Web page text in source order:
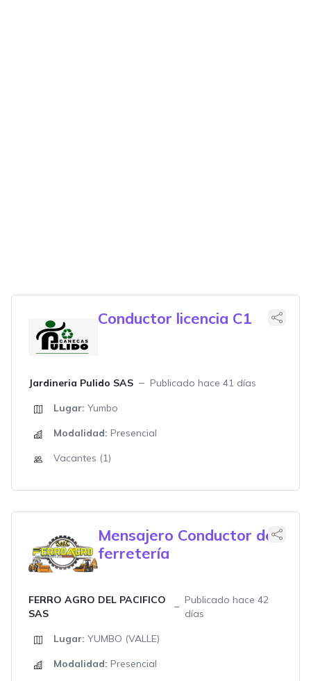
Conductor licencia C1
Jardineria Pulido SAS
Publicado hace 41 días
Lugar: Yumbo
Modalidad: Presencial
Vacantes (1)
Mensajero Conductor de
ferretería
FERRO AGRO DEL PACIFICO
SAS
Publicado hace 42
días
Lugar: YUMBO (VALLE)
Modalidad: Presencial